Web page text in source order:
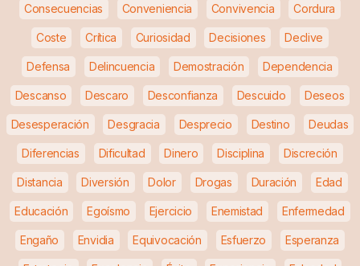
Consecuencias Conveniencia Convivencia Cordura
Coste Crítica Curiosidad Decisiones Declive
Defensa Delincuencia Demostración Dependencia
Descanso Descaro Desconfianza Descuido Deseos
Desesperación Desgracia Desprecio Destino Deudas
Diferencias Dificultad Dinero Disciplina Discreción
Distancia Diversión Dolor Drogas Duración Edad
Educación Egoísmo Ejercicio Enemistad Enfermedad
Engaño Envidia Equivocación Esfuerzo Esperanza